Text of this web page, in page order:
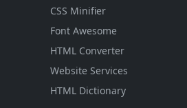
CSS Minifier
Font Awesome
HTML Converter
Website Services
HTML Dictionary